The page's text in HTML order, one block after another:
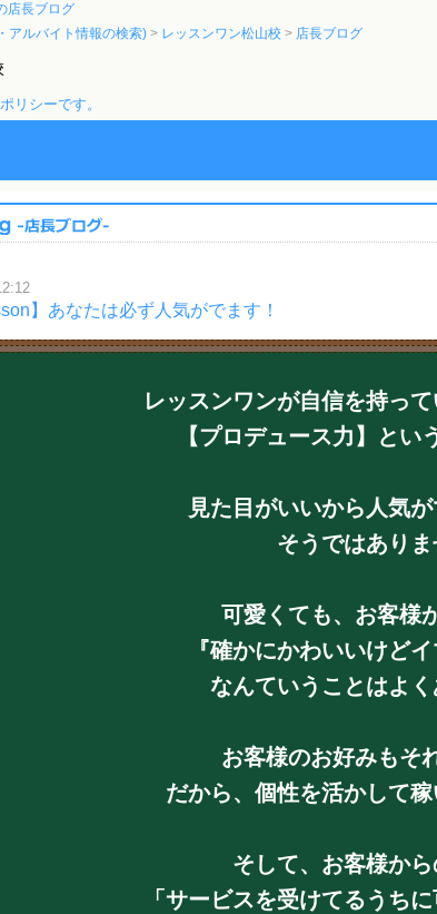
店長ブログ
アルバイト情報の検索) レッスンワン松山校 店長ブログ
リシーです。
】あなたは必ず人気がでます！
レッスンワンが自信を持っ
【プロデュース力】とい
見た目がいいから人気
そうではありま
可愛くても、お客様
『確かにかわいいけど
なんていうことはよく
お客様のお好みもそ
だから、個性を活かして稼
そして、お客様か
「サービスを受けてるうち